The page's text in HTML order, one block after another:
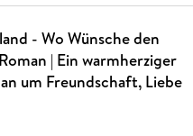
- Wo Wünsche den
| Ein warmherziger
um Freundschaft, Liebe